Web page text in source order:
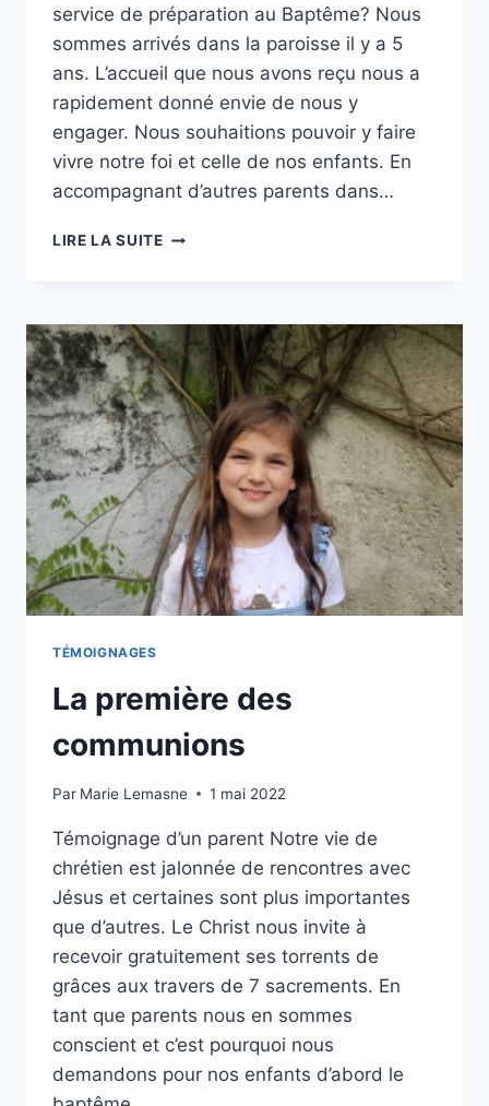
service de préparation au Baptême? Nous
sommes arrivés dans la paroisse il y a 5
ans. L’accueil que nous avons reçu nous a
rapidement donné envie de nous y
engager. Nous souhaitions pouvoir y faire
vivre notre foi et celle de nos enfants. En
accompagnant d’autres parents dans…
LIRE LA SUITEAU
PRÉPARATION
AU
BAPTÊME
TÉMOIGNAGES
La première des
communions
Par Marie Lemasne 1 mai 2022
Témoignage d’un parent Notre vie de
chrétien est jalonnée de rencontres avec
Jésus et certaines sont plus importantes
que d’autres. Le Christ nous invite à
recevoir gratuitement ses torrents de
grâces aux travers de 7 sacrements. En
tant que parents nous en sommes
conscient et c’est pourquoi nous
demandons pour nos enfants d’abord le